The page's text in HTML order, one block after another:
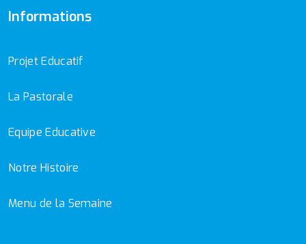
Informations
Projet Educatif
La Pastorale
Equipe Educative
Notre Histoire
Menu de la Semaine